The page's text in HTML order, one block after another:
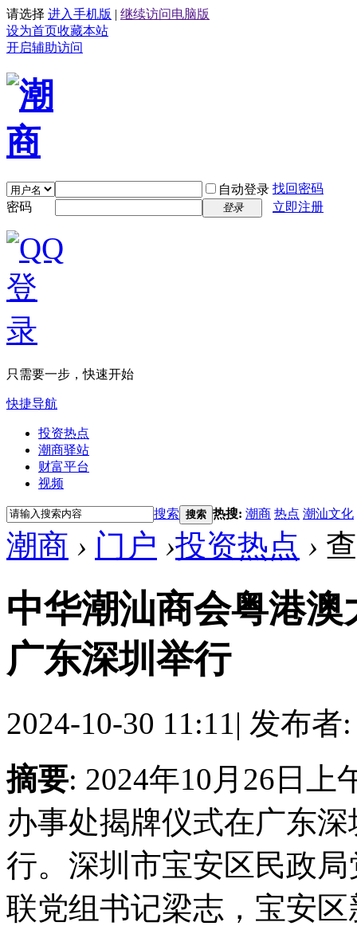
请选择 进入手机版 | 继续访问电脑版
设为首页收藏本站
开启辅助访问
自动登录 找回密码
密码
登录 立即注册
只需要一步，快速开始
快捷导航
投资热点
潮商驿站
财富平台
视频
搜索 搜索 热搜: 潮商 热点 潮汕文化
潮商 › 门户 ›投资热点 ›
中华潮汕商会粤港
广东深圳举行
2024-10-30 11:11| 发布者
摘要: 2024年10月26日
办事处揭牌仪式在广东
行。深圳市宝安区民政
联党组书记梁志，宝安